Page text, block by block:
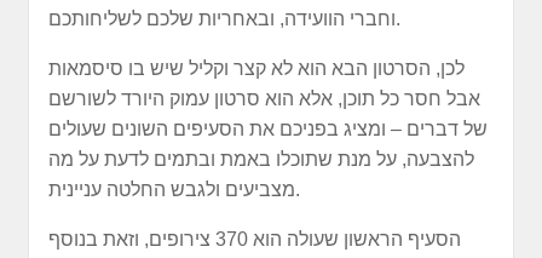
וחברי הוועידה, ובאחריות שלכם לשליחותכם.
לכן, הסרטון הבא הוא לא קצר וקליל שיש בו סיסמאות
אבל חסר כל תוכן, אלא הוא סרטון עמוק היורד לשורשם
של דברים – ומציג בפניכם את הסעיפים השונים שעולים
להצבעה, על מנת שתוכלו באמת ובתמים לדעת על מה
מצביעים ולגבש החלטה עניינית.
הסעיף הראשון שעולה הוא 370 צירופים, וזאת בנוסף